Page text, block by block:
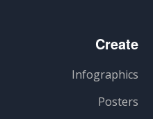
Create
Infographics
Posters